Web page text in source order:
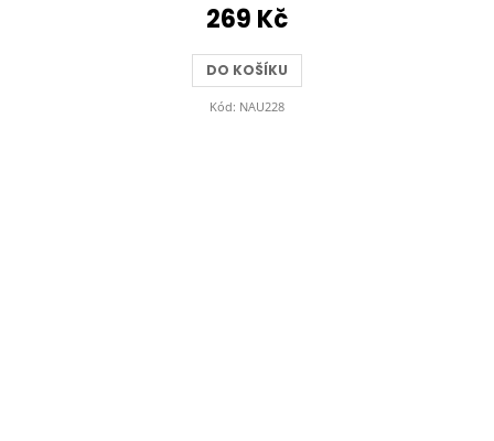
269 Kč
DO KOŠÍKU
Kód: NAU228